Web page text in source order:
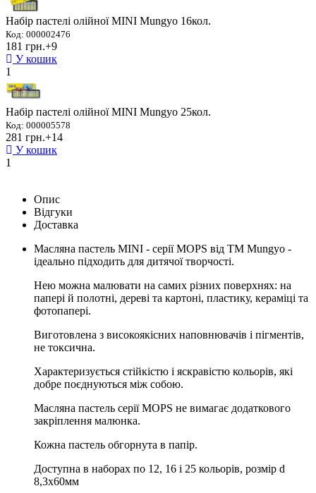
Набір пастелі олійної MINI Mungyo 16кол.
Код: 000002476
181 грн.+9
У кошик
1
Набір пастелі олійної MINI Mungyo 25кол.
Код: 000005578
281 грн.+14
У кошик
1
Опис
Відгуки
Доставка
Масляна пастель MINI - серії MOPS від ТМ Mungyo -
ідеально підходить для дитячої творчості.
Нею можна малювати на самих різних поверхнях: на
папері й полотні, дереві та картоні, пластику, кераміці та
фотопапері.
Виготовлена з високоякісних наповнювачів і пігментів,
не токсична.
Характеризується стійкістю і яскравістю кольорів, які
добре поєднуються між собою.
Масляна пастель серії MOPS не вимагає додаткового
закріплення малюнка.
Кожна пастель обгорнута в папір.
Доступна в наборах по 12, 16 і 25 кольорів, розмір d
8,3х60мм